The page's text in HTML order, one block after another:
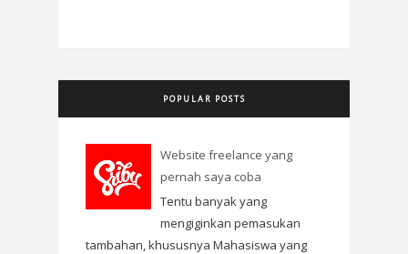
POPULAR POSTS
Website freelance yang
pernah saya coba
Tentu banyak yang
mengiginkan pemasukan
tambahan, khususnya Mahasiswa yang